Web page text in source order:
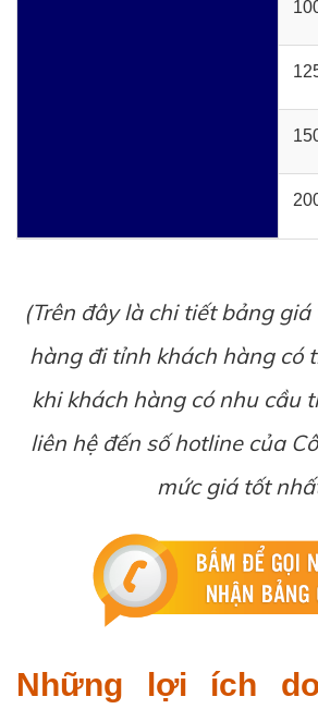
(Trên đây là chi tiết bảng
hàng đi tỉnh khách hàng có
khi khách hàng có nhu cầu
liên hệ đến số hotline của
mức giá tốt
Những lợi ích